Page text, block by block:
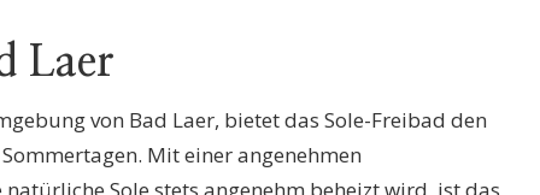
Laer
von Bad Laer, bietet das Sole-Freibad den
Mit einer angenehmen